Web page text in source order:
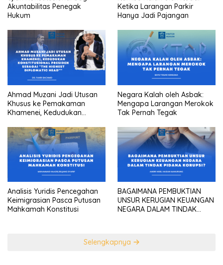
Akuntabilitas Penegak
Hukum
Ketika Larangan Parkir
Hanya Jadi Pajangan
Ahmad Muzani Jadi Utusan
Khusus ke Pemakaman
Khamenei, Kedudukan
sebagai “the highest
diplomatic head””
Negara Kalah oleh Asbak:
Mengapa Larangan Merokok
Tak Pernah Tegak
Analisis Yuridis Pencegahan
Keimigrasian Pasca Putusan
Mahkamah Konstitusi
BAGAIMANA PEMBUKTIAN
UNSUR KERUGIAN KEUANGAN
NEGARA DALAM TINDAK
Selengkapnya